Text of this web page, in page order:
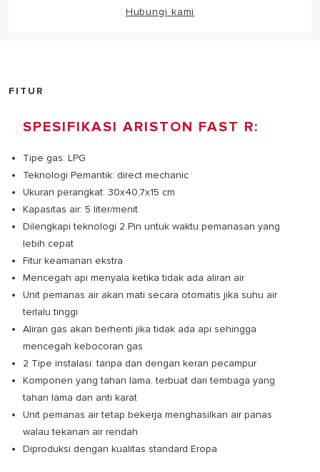
Hubungi kami
FITUR
SPESIFIKASI ARISTON FAST R:
Tipe gas: LPG
Teknologi Pemantik: direct mechanic
Ukuran perangkat: 30x40,7x15 cm
Kapasitas air: 5 liter/menit
Dilengkapi teknologi 2 Pin untuk waktu pemanasan yang
lebih cepat
Fitur keamanan ekstra
Mencegah api menyala ketika tidak ada aliran air
Unit pemanas air akan mati secara otomatis jika suhu air
terlalu tinggi
Aliran gas akan berhenti jika tidak ada api sehingga
mencegah kebocoran gas
2 Tipe instalasi: tanpa dan dengan keran pecampur
Komponen yang tahan lama, terbuat dari tembaga yang
tahan lama dan anti karat
Unit pemanas air tetap bekerja menghasilkan air panas
walau tekanan air rendah
Diproduksi dengan kualitas standard Eropa